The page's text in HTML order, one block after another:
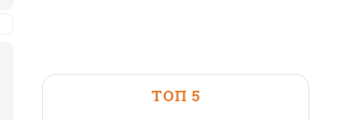
ТОП 5